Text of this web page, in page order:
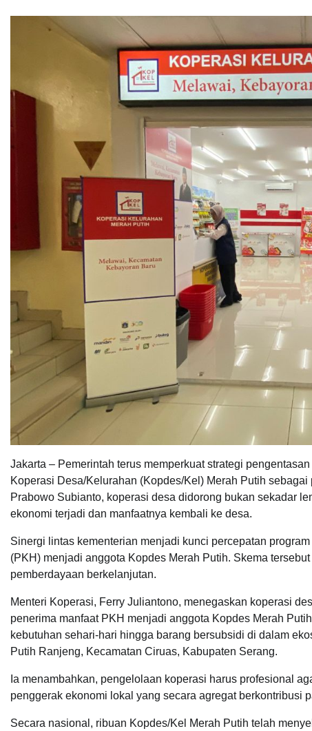
Jakarta – Pemerintah terus memperkuat strategi
Koperasi Desa/Kelurahan (Kopdes/Kel) Merah Putih
Prabowo Subianto, koperasi desa didorong bukan sekadar
ekonomi terjadi dan manfaatnya kembali ke desa.
Sinergi lintas kementerian menjadi kunci percepatan
(PKH) menjadi anggota Kopdes Merah Putih. Skema
pemberdayaan berkelanjutan.
Menteri Koperasi, Ferry Juliantono, menegaskan koperasi
penerima manfaat PKH menjadi anggota Kopdes Merah
kebutuhan sehari-hari hingga barang bersubsidi di dalam
Putih Ranjeng, Kecamatan Ciruas, Kabupaten Serang.
Ia menambahkan, pengelolaan koperasi harus profesional
penggerak ekonomi lokal yang secara agregat berkontribusi
Secara nasional, ribuan Kopdes/Kel Merah Putih telah